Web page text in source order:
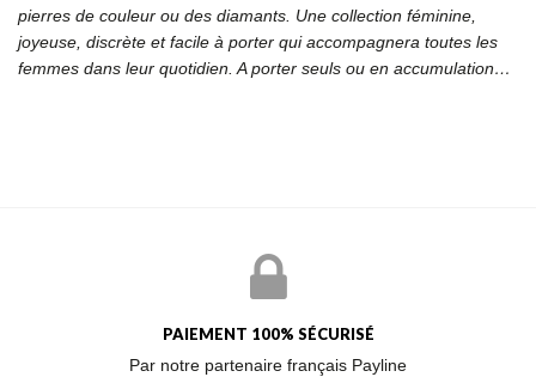
pierres de couleur ou des diamants. Une collection féminine,
joyeuse, discrète et facile à porter qui accompagnera toutes les
femmes dans leur quotidien. A porter seuls ou en accumulation…
PAIEMENT 100% SÉCURISÉ
Par notre partenaire français Payline